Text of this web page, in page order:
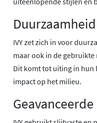
Duurzaamheid
IVY zet zich in voor
maar ook in de
Dit komt tot uiting in hun
impact op het milieu.